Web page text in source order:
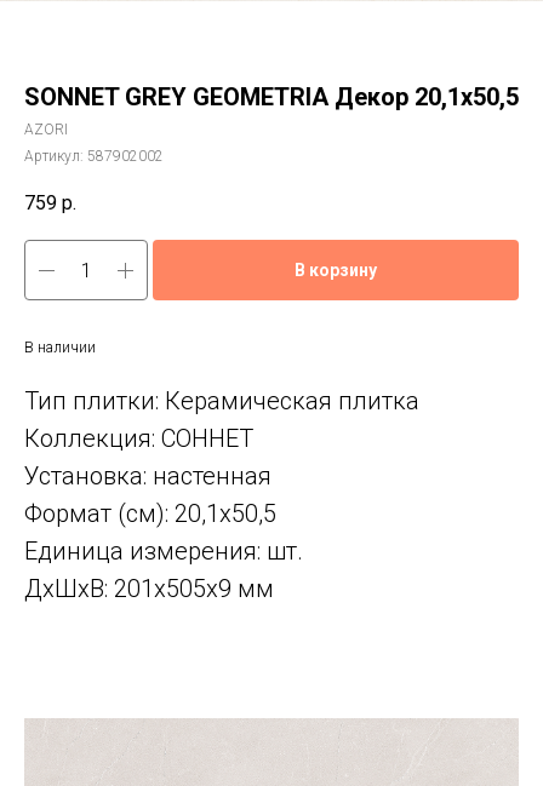
SONNET GREY GEOMETRIA Декор 20,1x50,5
AZORI
Артикул: 587902002
759 р.
В корзину
В наличии
Тип плитки: Керамическая плитка
Коллекция: СОННЕТ
Установка: настенная
Формат (см): 20,1x50,5
Единица измерения: шт.
ДxШxВ: 201x505x9 мм